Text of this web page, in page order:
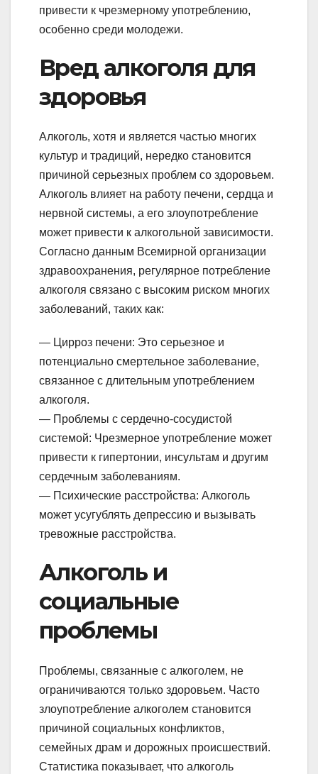
привести к чрезмерному употреблению,
особенно среди молодежи.
Вред алкоголя для
здоровья
Алкоголь, хотя и является частью многих
культур и традиций, нередко становится
причиной серьезных проблем со здоровьем.
Алкоголь влияет на работу печени, сердца и
нервной системы, а его злоупотребление
может привести к алкогольной зависимости.
Согласно данным Всемирной организации
здравоохранения, регулярное потребление
алкоголя связано с высоким риском многих
заболеваний, таких как:
— Цирроз печени: Это серьезное и
потенциально смертельное заболевание,
связанное с длительным употреблением
алкоголя.
— Проблемы с сердечно-сосудистой
системой: Чрезмерное употребление может
привести к гипертонии, инсультам и другим
сердечным заболеваниям.
— Психические расстройства: Алкоголь
может усугублять депрессию и вызывать
тревожные расстройства.
Алкоголь и
социальные
проблемы
Проблемы, связанные с алкоголем, не
ограничиваются только здоровьем. Часто
злоупотребление алкоголем становится
причиной социальных конфликтов,
семейных драм и дорожных происшествий.
Статистика показывает, что алкоголь